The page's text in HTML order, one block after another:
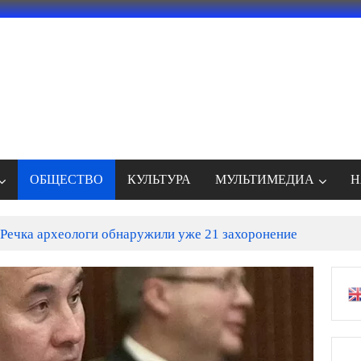
ОБЩЕСТВО КУЛЬТУРА МУЛЬТИМЕДИА
археологи обнаружили уже 21 захоронение